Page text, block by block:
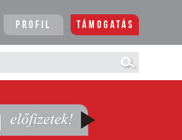
Profil Támogatás